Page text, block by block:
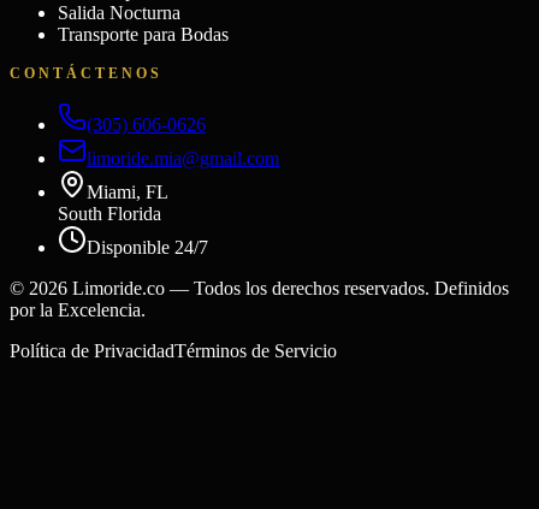
Salida Nocturna
Transporte para Bodas
CONTÁCTENOS
(305) 606-0626
limoride.mia@gmail.com
Miami, FL
South Florida
Disponible 24/7
© 2026 Limoride.co — Todos los derechos reservados. Definidos
por la Excelencia.
Política de PrivacidadTérminos de Servicio